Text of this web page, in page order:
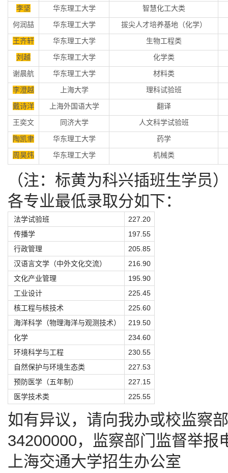
李坚
华东理工大学
智慧化工大类
何润喆
华东理工大学
拔尖人才培养基地（化学）
王齐轩
华东理工大学
生物工程类
刘越
华东理工大学
化学类
谢晨航
华东理工大学
材料类
李澄越
上海大学
理科试验班
戴诗洋
上海外国语大学
翻译
王奕文
同济大学
人文科学试验班
陶凯聿
华东理工大学
药学
周昊炜
华东理工大学 机械类
（注：标黄为科兴插班生学员）
各专业最低录取分如下：
法学试验班
227.20
传播学
197.55
行政管理
205.85
汉语言文学（中外文化交流）
216.90
文化产业管理
195.90
工业设计
225.45
核工程与核技术
225.60
海洋科学（物理海洋与观测技术）
219.50
化学
234.60
环境科学与工程
230.55
自然保护与环境生态类
227.53
预防医学（五年制）
227.15
医学技术类
225.55
如有异议，请向我办或校监察
34200000，监察部门监督举报
上海交通大学招生办公室